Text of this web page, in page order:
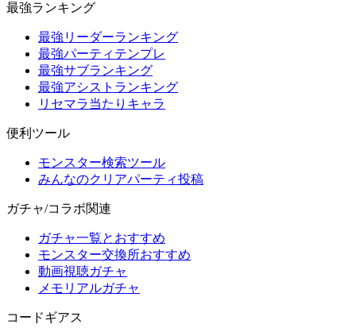
最強ランキング
最強リーダーランキング
最強パーティテンプレ
最強サブランキング
最強アシストランキング
リセマラ当たりキャラ
便利ツール
モンスター検索ツール
みんなのクリアパーティ投稿
ガチャ/コラボ関連
ガチャ一覧とおすすめ
モンスター交換所おすすめ
動画視聴ガチャ
メモリアルガチャ
コードギアス